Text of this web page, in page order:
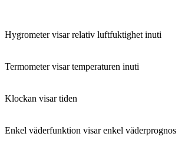
Hygrometer visar relativ luftfuktighet inuti
Termometer visar temperaturen inuti
Klockan visar tiden
Enkel väderfunktion visar enkel väderprognos